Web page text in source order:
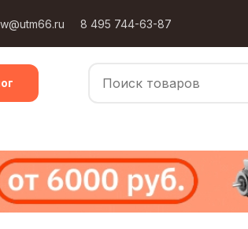
8 495 744-63-87